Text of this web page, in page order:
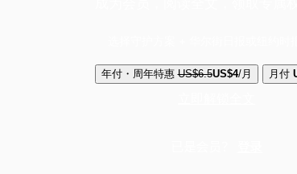
年付・周年特惠 US$6.5US$4/月 月付